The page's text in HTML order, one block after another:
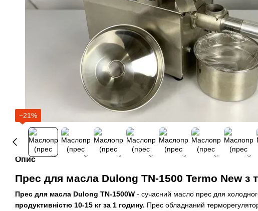
−21%
Опис
Прес для масла Dulong TN-1500 Termo New з
Прес для масла Dulong TN-1500W - сучасний масло прес для
продуктивністю 10-15 кг за 1 годину. Прес обладнаний